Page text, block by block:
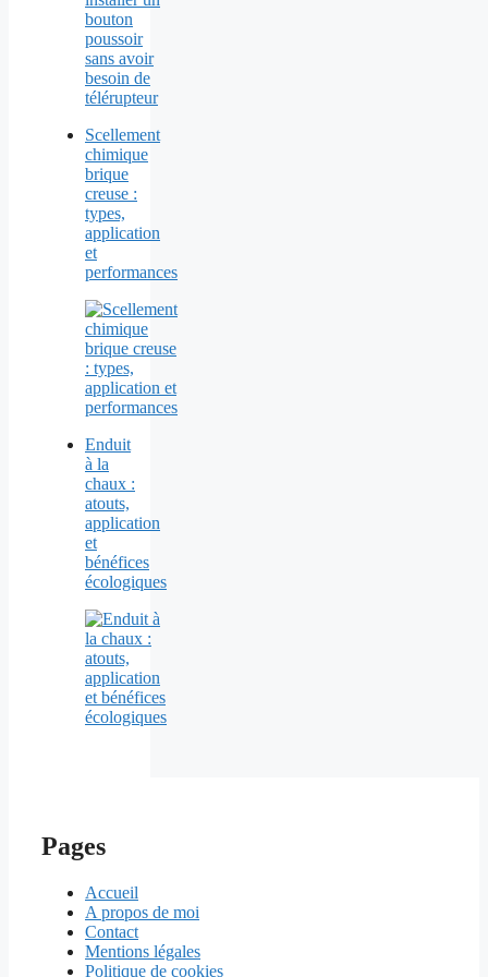
Scellement
chimique
brique
creuse :
types,
application
et
performances
Enduit
à la
chaux :
atouts,
application
et
bénéfices
écologiques
Pages
Accueil
A propos de moi
Contact
Mentions légales
Politique de cookies